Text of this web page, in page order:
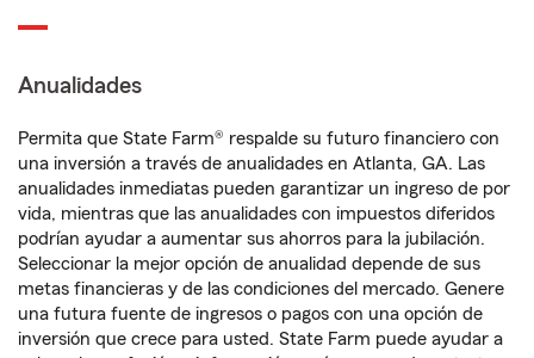
Anualidades
Permita que State Farm® respalde su futuro financiero con
una inversión a través de anualidades en Atlanta, GA. Las
anualidades inmediatas pueden garantizar un ingreso de por
vida, mientras que las anualidades con impuestos diferidos
podrían ayudar a aumentar sus ahorros para la jubilación.
Seleccionar la mejor opción de anualidad depende de sus
metas financieras y de las condiciones del mercado. Genere
una futura fuente de ingresos o pagos con una opción de
inversión que crece para usted. State Farm puede ayudar a